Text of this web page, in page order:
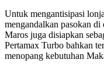
Untuk mengantisipasi
mengandalkan pasokan
Maros juga disiapkan
Pertamax Turbo bahkan
menopang kebutuhan